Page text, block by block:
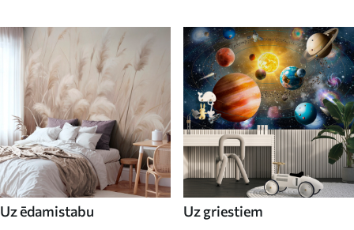
Uz ēdamistabu Uz griestiem